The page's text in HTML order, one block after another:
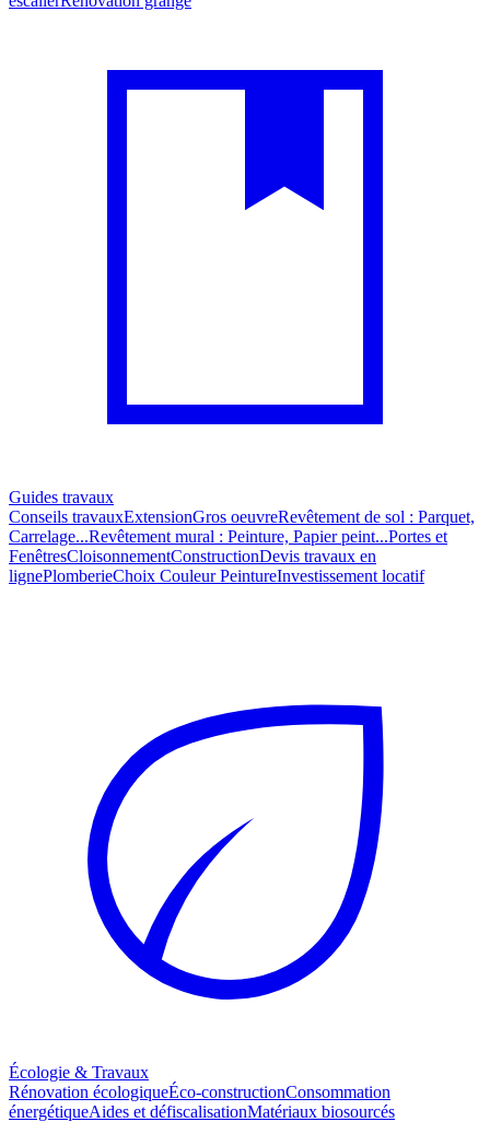
Guides travaux
Conseils travauxExtensionGros oeuvreRevêtement de sol : Parquet,
Carrelage...Revêtement mural : Peinture, Papier peint...Portes et
FenêtresCloisonnementConstructionDevis travaux en
lignePlomberieChoix Couleur PeintureInvestissement locatif
Écologie & Travaux
Rénovation écologiqueÉco-constructionConsommation
énergétiqueAides et défiscalisationMatériaux biosourcés